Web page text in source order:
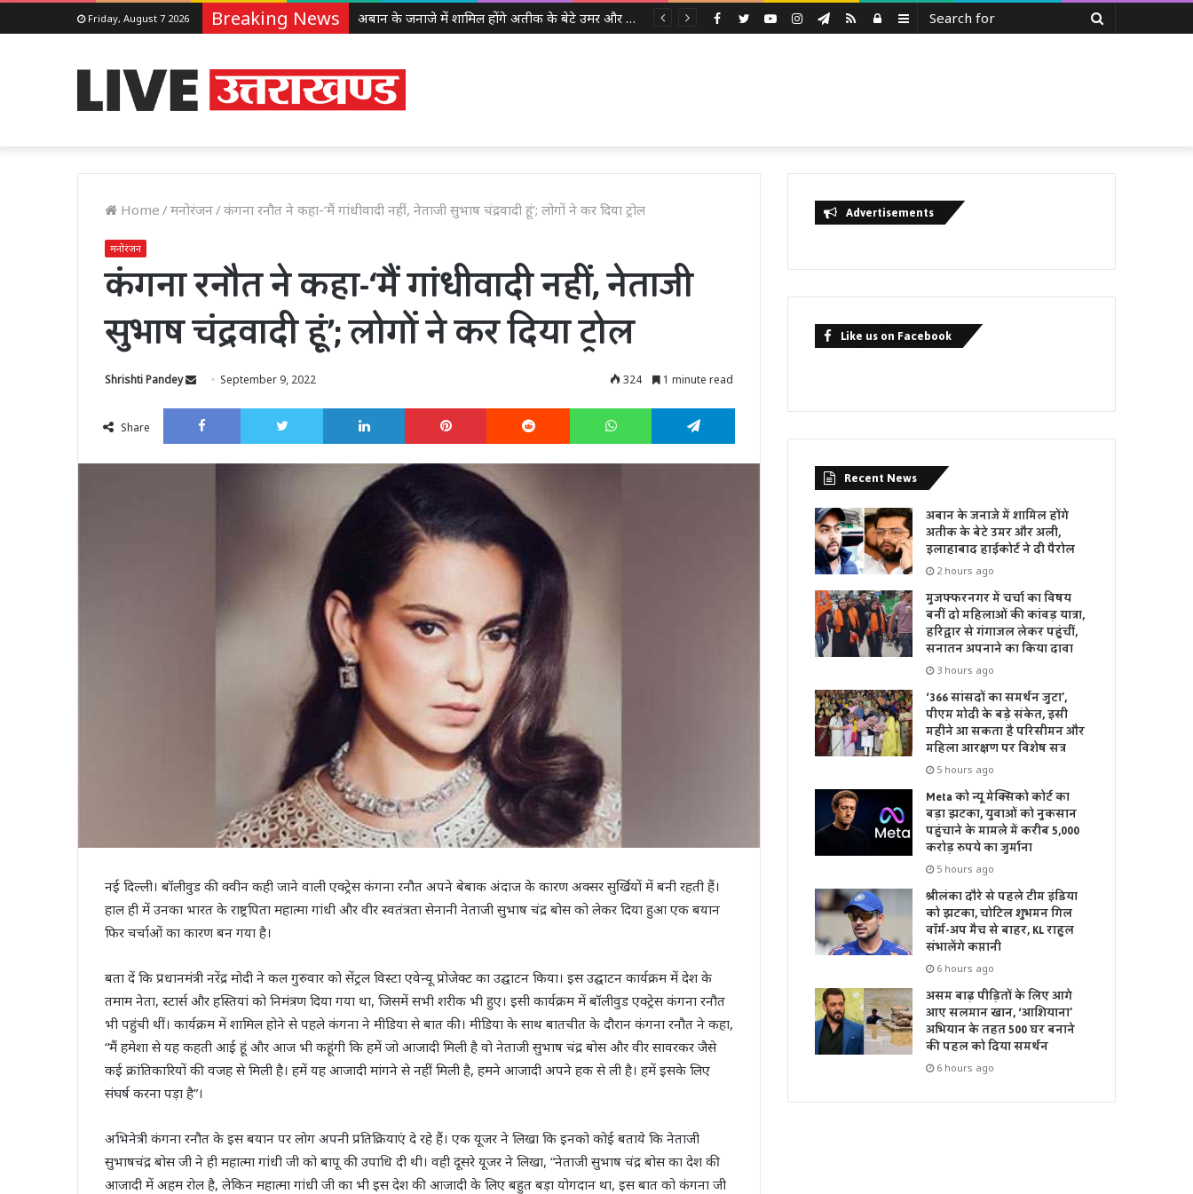
Friday, August 7 2026 Breaking News अबान के जनाजे में शामिल होंगे अतीक के बेटे उमर और अली, इलाहाबाद हाईकोर्ट ने दी पैरोल Sidebar
Log
RSS
Telegram
Instagram
YouTube
Twitter
Facebook
Home /मनोरंजन/कंगना रनौत ने कहा-‘मैं गांधीवादी नहीं, नेताजी सुभाष चंद्रवादी हूं’; लोगों ने कर दिया ट्रोल
मनोरंजन
कंगना रनौत ने कहा-‘मैं गांधीवादी नहीं, नेताजी
सुभाष चंद्रवादी हूं’; लोगों ने कर दिया ट्रोल
Shrishti Pandey
Send
email
September 9, 2022 324 1 minute read
Share
Facebook Twitter LinkedIn Pinterest Reddit WhatsApp Telegram
नई दिल्ली। बॉलीवुड की क्वीन कही जाने वाली एक्ट्रेस कंगना रनौत अपने बेबाक अंदाज के कारण अक्सर सुर्खियों में बनी रहती हैं।
हाल ही में उनका भारत के राष्ट्रपिता महात्मा गांधी और वीर स्वतंत्रता सेनानी नेताजी सुभाष चंद्र बोस को लेकर दिया हुआ एक बयान
फिर चर्चाओं का कारण बन गया है।
बता दें कि प्रधानमंत्री नरेंद्र मोदी ने कल गुरुवार को सेंट्रल विस्टा एवेन्यू प्रोजेक्ट का उद्घाटन किया। इस उद्घाटन कार्यक्रम में देश के
तमाम नेता, स्टार्स और हस्तियां को निमंत्रण दिया गया था, जिसमें सभी शरीक भी हुए। इसी कार्यक्रम में बॉलीवुड एक्ट्रेस कंगना रनौत
भी पहुंची थीं। कार्यक्रम में शामिल होने से पहले कंगना ने मीडिया से बात की। मीडिया के साथ बातचीत के दौरान कंगना रनौत ने कहा,
“मैं हमेशा से यह कहती आई हूं और आज भी कहूंगी कि हमें जो आजादी मिली है वो नेताजी सुभाष चंद्र बोस और वीर सावरकर जैसे
कई क्रांतिकारियों की वजह से मिली है। हमें यह आजादी मांगने से नहीं मिली है, हमने आजादी अपने हक से ली है। हमें इसके लिए
संघर्ष करना पड़ा है”।
अभिनेत्री कंगना रनौत के इस बयान पर लोग अपनी प्रतिक्रियाएं दे रहे हैं। एक यूजर ने लिखा कि इनको कोई बताये कि नेताजी
सुभाषचंद्र बोस जी ने ही महात्मा गांधी जी को बापू की उपाधि दी थी। वही दूसरे यूजर ने लिखा, “नेताजी सुभाष चंद्र बोस का देश की
आजादी में अहम रोल है, लेकिन महात्मा गांधी जी का भी इस देश की आजादी के लिए बहुत बड़ा योगदान था, इस बात को कंगना जी
Advertisements
Like us on Facebook
Recent News
अबान के जनाजे में शामिल होंगे
अतीक के बेटे उमर और अली,
इलाहाबाद हाईकोर्ट ने दी पैरोल
2 hours ago
मुजफ्फरनगर में चर्चा का विषय
बनीं दो महिलाओं की कांवड़ यात्रा,
हरिद्वार से गंगाजल लेकर पहुंचीं,
सनातन अपनाने का किया दावा
3 hours ago
‘366 सांसदों का समर्थन जुटा’,
पीएम मोदी के बड़े संकेत, इसी
महीने आ सकता है परिसीमन और
महिला आरक्षण पर विशेष सत्र
5 hours ago
Meta को न्यू मेक्सिको कोर्ट का
बड़ा झटका, युवाओं को नुकसान
पहुंचाने के मामले में करीब 5,000
करोड़ रुपये का जुर्माना
5 hours ago
श्रीलंका दौरे से पहले टीम इंडिया
को झटका, चोटिल शुभमन गिल
वॉर्म-अप मैच से बाहर, KL राहुल
संभालेंगे कप्तानी
6 hours ago
असम बाढ़ पीड़ितों के लिए आगे
आए सलमान खान, ‘आशियाना’
अभियान के तहत 500 घर बनाने
की पहल को दिया समर्थन
6 hours ago